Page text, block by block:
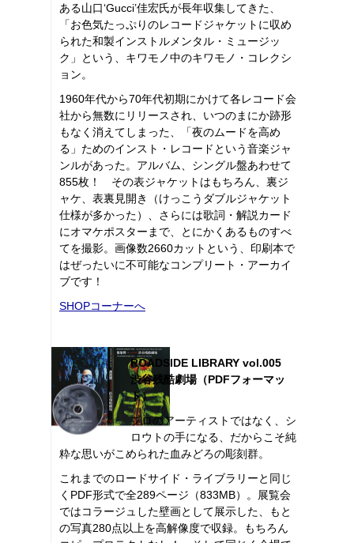
ある山口‘Gucci’佳宏氏が長年収集してきた、
「お色気たっぷりのレコードジャケットに収め
られた和製インストルメンタル・ミュージッ
ク」という、キワモノ中のキワモノ・コレクシ
ョン。
1960年代から70年代初期にかけて各レコード会
社から無数にリリースされ、いつのまにか跡形
もなく消えてしまった、「夜のムードを高め
る」ためのインスト・レコードという音楽ジャ
ンルがあった。アルバム、シングル盤あわせて
855枚！ その表ジャケットはもちろん、裏ジ
ャケ、表裏見開き（けっこうダブルジャケット
仕様が多かった）、さらには歌詞・解説カード
にオマケポスターまで、とにかくあるものすべ
てを撮影。画像数2660カットという、印刷本で
はぜったいに不可能なコンプリート・アーカイ
ブです！
SHOPコーナーへ
ROADSIDE LIBRARY vol.005
渋谷残酷劇場（PDFフォーマッ
ト）
プロのアーティストではなく、シ
ロウトの手になる、だからこそ純
粋な思いがこめられた血みどろの彫刻群。
これまでのロードサイド・ライブラリーと同じ
くPDF形式で全289ページ（833MB）。展覧会
ではコラージュした壁画として展示した、もと
の写真280点以上を高解像度で収録。もちろん